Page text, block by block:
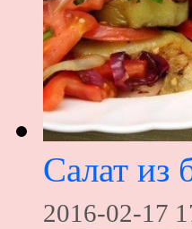
Салат из
2016-02-17